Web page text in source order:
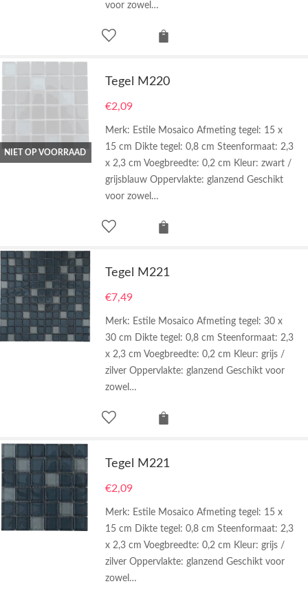
voor zowel…
NIET OP VOORRAAD
Tegel M220
€2,09
Merk: Estile Mosaico Afmeting tegel: 15 x
15 cm Dikte tegel: 0,8 cm Steenformaat: 2,3
x 2,3 cm Voegbreedte: 0,2 cm Kleur: zwart /
grijsblauw Oppervlakte: glanzend Geschikt
voor zowel…
Tegel M221
€7,49
Merk: Estile Mosaico Afmeting tegel: 30 x
30 cm Dikte tegel: 0,8 cm Steenformaat: 2,3
x 2,3 cm Voegbreedte: 0,2 cm Kleur: grijs /
zilver Oppervlakte: glanzend Geschikt voor
zowel…
Tegel M221
€2,09
Merk: Estile Mosaico Afmeting tegel: 15 x
15 cm Dikte tegel: 0,8 cm Steenformaat: 2,3
x 2,3 cm Voegbreedte: 0,2 cm Kleur: grijs /
zilver Oppervlakte: glanzend Geschikt voor
zowel…